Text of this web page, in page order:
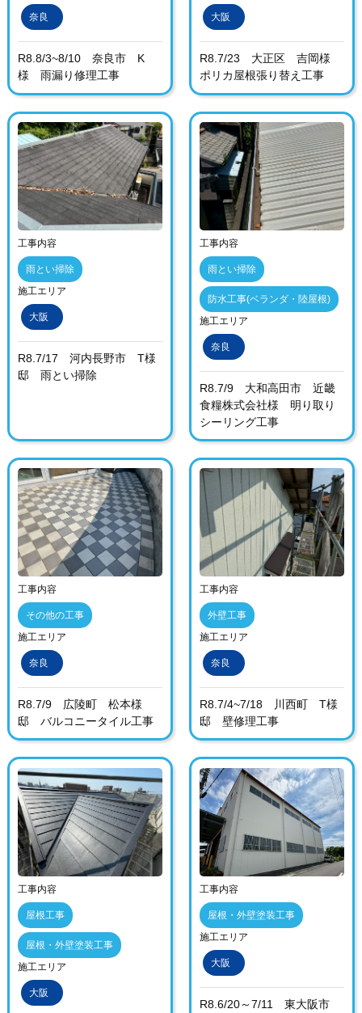
奈良
R8.8/3~8/10 奈良市 K
様 雨漏り修理工事
大阪
R8.7/23 大正区 吉岡様
ポリカ屋根張り替え工事
工事内容
雨とい掃除
施工エリア
大阪
R8.7/17 河内長野市 T様
邸 雨とい掃除
工事内容
雨とい掃除
防水工事(ベランダ・陸屋根)
施工エリア
奈良
R8.7/9 大和高田市 近畿
食糧株式会社様 明り取り
シーリング工事
工事内容
その他の工事
施工エリア
奈良
R8.7/9 広陵町 松本様
邸 バルコニータイル工事
工事内容
外壁工事
施工エリア
奈良
R8.7/4~7/18 川西町 T様
邸 壁修理工事
工事内容
屋根工事
屋根・外壁塗装工事
施工エリア
大阪
工事内容
屋根・外壁塗装工事
施工エリア
大阪
R8.6/20～7/11 東大阪市